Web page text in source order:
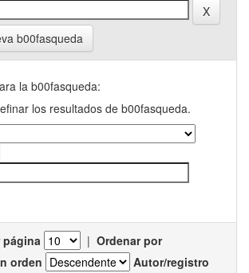
b00fasqueda
la b00fasqueda:
los resultados de b00fasqueda.
página | Ordenar por
orden
Autor/registro